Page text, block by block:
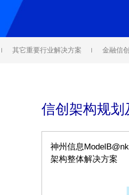
其它重要行业解决方案 金融信创
信创架构规划
神州信息
架构整体解决方案